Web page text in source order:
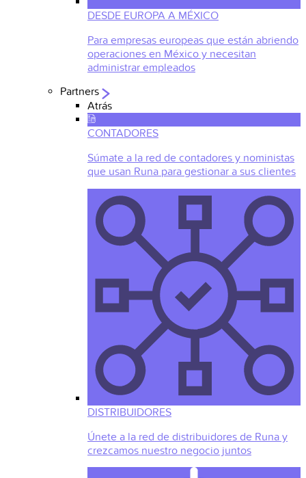
DESDE EUROPA A MÉXICO
Para empresas europeas que están abriendo
operaciones en México y necesitan
administrar empleados
Partners
Atrás
CONTADORES
Súmate a la red de contadores y noministas
que usan Runa para gestionar a sus clientes
DISTRIBUIDORES
Únete a la red de distribuidores de Runa y
crezcamos nuestro negocio juntos